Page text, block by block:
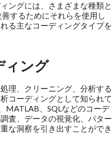
ングには、さまざまな種類と
するためにそれらを使用し
る主なコーディングタイプを
ィング
理、クリーニング、分析する
コーディングとして知られて
MATLAB、SQLなどのコーデ
査、データの視覚化、パター
な洞察を引き出すことができ